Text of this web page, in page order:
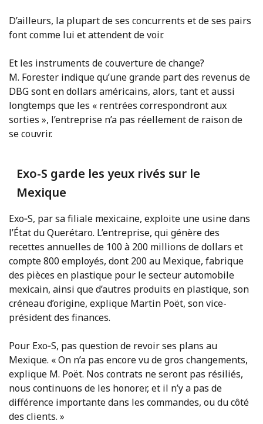
D’ailleurs, la plupart de ses concurrents et de ses pairs
font comme lui et attendent de voir.
Et les instruments de couverture de change?
M. Forester indique qu’une grande part des revenus de
DBG sont en dollars américains, alors, tant et aussi
longtemps que les « rentrées correspondront aux
sorties », l’entreprise n’a pas réellement de raison de
se couvrir.
Exo-S garde les yeux rivés sur le
Mexique
Exo‑S, par sa filiale mexicaine, exploite une usine dans
l’État du Querétaro. L’entreprise, qui génère des
recettes annuelles de 100 à 200 millions de dollars et
compte 800 employés, dont 200 au Mexique, fabrique
des pièces en plastique pour le secteur automobile
mexicain, ainsi que d’autres produits en plastique, son
créneau d’origine, explique Martin Poët, son vice-
président des finances.
Pour Exo‑S, pas question de revoir ses plans au
Mexique. « On n’a pas encore vu de gros changements,
explique M. Poët. Nos contrats ne seront pas résiliés,
nous continuons de les honorer, et il n’y a pas de
différence importante dans les commandes, ou du côté
des clients. »